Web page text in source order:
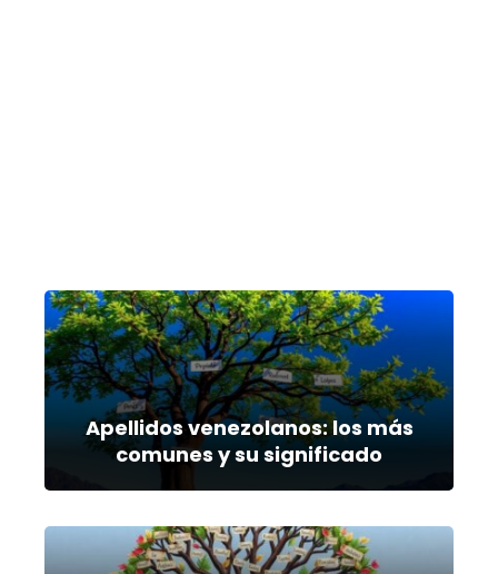
Apellidos venezolanos: los más
comunes y su significado